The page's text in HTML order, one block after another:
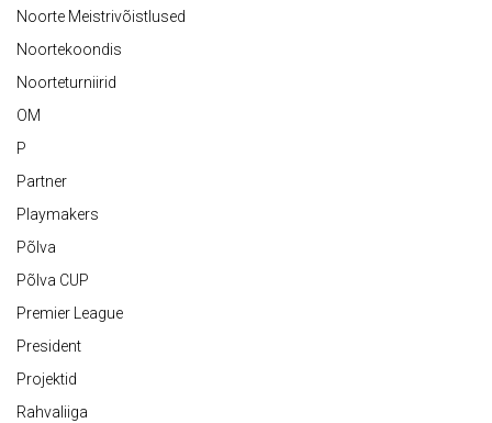
Noorte Meistrivõistlused
Noortekoondis
Noorteturniirid
OM
P
Partner
Playmakers
Põlva
Põlva CUP
Premier League
President
Projektid
Rahvaliiga